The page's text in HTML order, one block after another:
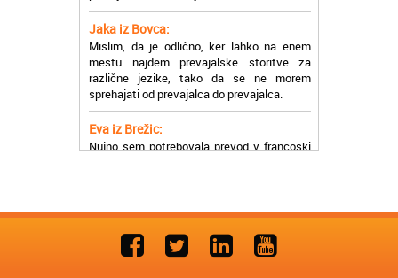
Jaka iz Bovca:
Mislim, da je odlično, ker lahko na enem
mestu najdem prevajalske storitve za
različne jezike, tako da se ne morem
sprehajati od prevajalca do prevajalca.
Eva iz Brežic:
Nujno sem potrebovala prevod v francoski
jezik, na spletu sem našla Oxford, jih
Uslužni, hitri in ljubeznivi, za njih imam
samo pohvalne besede!